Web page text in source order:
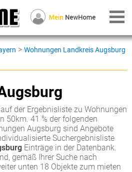
> Wohnungen Landkreis Augsburg
der Ergebnisliste zu Wohnungen
50km. 41 % der folgenden
Augsburg sind Angebote
Suchergebnisliste
Einträge in der Datenbank.
gemäß Ihrer Suche nach
unten 18 Objekte zum mieten